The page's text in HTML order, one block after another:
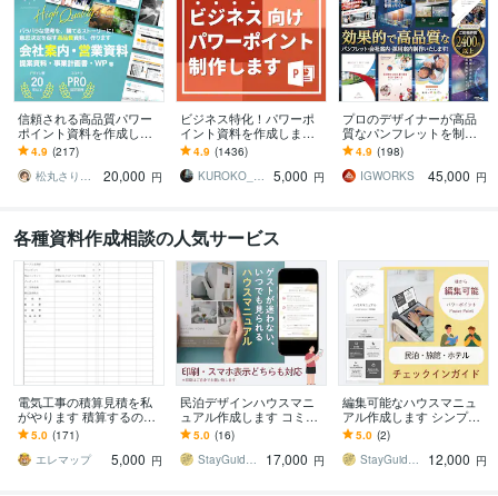
信頼される高品質パワー
ポイント資料を作成しま
す 企画・ライティング・
デザインまで。営業に強
い資料を作ります。
4.9 (217)
松丸さりり｜シネステティカ
20,000 円
ビジネス特化！パワーポ
イント資料を作成します
元コンサル/現デザイナー
が作成！ビジネス向けパ
ワポ資料
4.9 (1436)
KUROKO_001
5,000 円
プロのデザイナーが高品
質なパンフレットを制作
します パンフレット、会
社案内、採用案内、カタ
ログでも対応可能です！
4.9 (198)
IGWORKS
45,000 円
各種資料作成相談の人気サービス
電気工事の積算見積を私
がやります 積算するのが
苦手､毎日の仕事終われて
る人は必見
5.0 (171)
エレマップ
5,000 円
民泊デザインハウスマニ
ュアル作成します コミコ
ミ価格で説明文など丸投
げOK!ゲスト満足度UP
5.0 (16)
StayGuideDesign
17,000 円
編集可能なハウスマニュ
アル作成します シンプル
でわかりやすいデザイン
です。多言語対応可。
5.0 (2)
StayGuideDesign
12,000 円